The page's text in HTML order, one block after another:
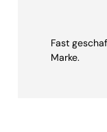
Fast
Marke.